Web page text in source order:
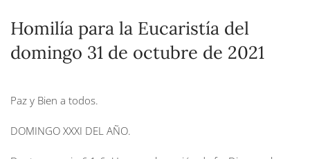
Homilía para la Eucaristía del
domingo 31 de octubre de 2021
Paz y Bien a todos.
DOMINGO XXXI DEL AÑO.